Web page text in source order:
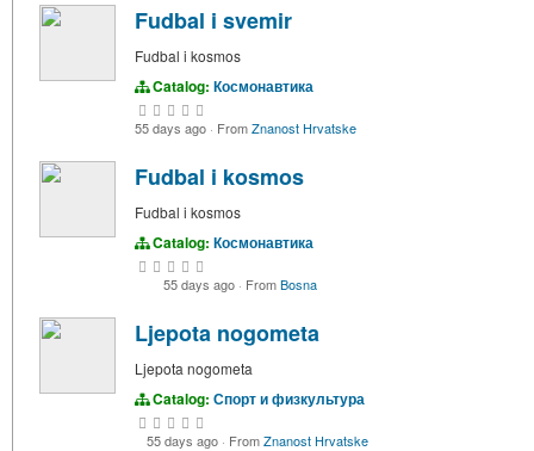
Fudbal i svemir
Fudbal i kosmos
Catalog: Космонавтика
55 days ago · FromZnanost Hrvatske
Fudbal i kosmos
Fudbal i kosmos
Catalog: Космонавтика
55 days ago · FromBosna
Ljepota nogometa
Ljepota nogometa
Catalog: Спорт и физкультура
55 days ago · FromZnanost Hrvatske